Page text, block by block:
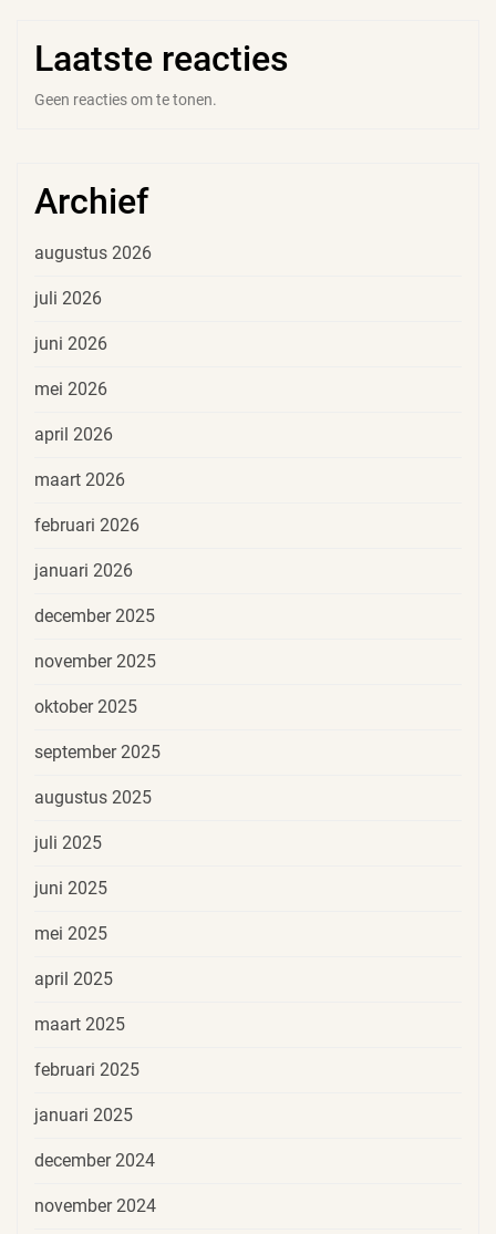
Laatste reacties
Geen reacties om te tonen.
Archief
augustus 2026
juli 2026
juni 2026
mei 2026
april 2026
maart 2026
februari 2026
januari 2026
december 2025
november 2025
oktober 2025
september 2025
augustus 2025
juli 2025
juni 2025
mei 2025
april 2025
maart 2025
februari 2025
januari 2025
december 2024
november 2024